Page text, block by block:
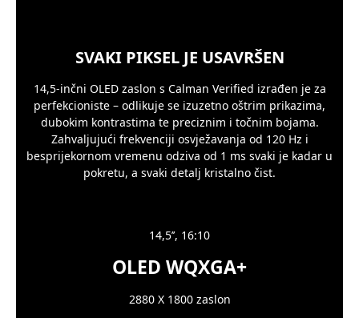
SVAKI PIKSEL JE USAVRŠEN
14,5-inčni OLED zaslon s Calman Verified izrađen je za
perfekcioniste – odlikuje se izuzetno oštrim prikazima,
dubokim kontrastima te preciznim i točnim bojama.
Zahvaljujući frekvenciji osvježavanja od 120 Hz i
besprijekornom vremenu odziva od 1 ms svaki je kadar u
pokretu, a svaki detalj kristalno čist.
14,5’’, 16:10
OLED WQXGA+
2880 X 1800 zaslon